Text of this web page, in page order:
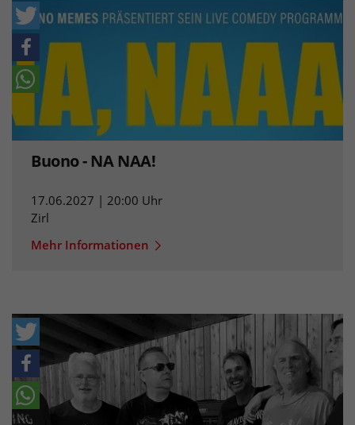
Buono - NA NAA!
17.06.2027 | 20:00 Uhr
Zirl
Mehr Informationen